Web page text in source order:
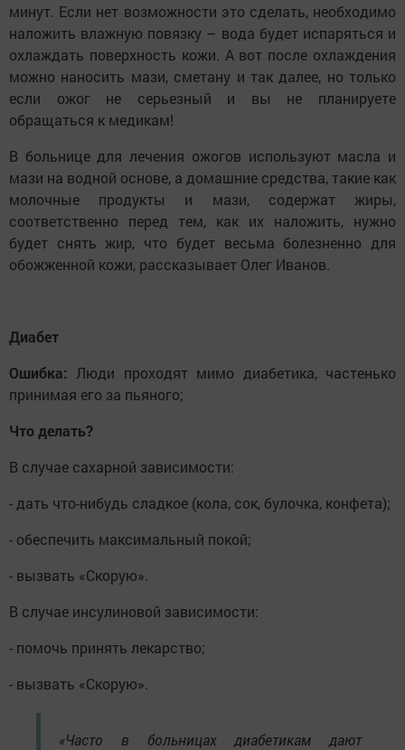
минут. Если нет возможности это сделать, необходимо
наложить влажную повязку – вода будет испаряться и
охлаждать поверхность кожи. А вот после охлаждения
можно наносить мази, сметану и так далее, но только
если ожог не серьезный и вы не планируете
обращаться к медикам!
В больнице для лечения ожогов используют масла и
мази на водной основе, а домашние средства, такие как
молочные продукты и мази, содержат жиры,
соответственно перед тем, как их наложить, нужно
будет снять жир, что будет весьма болезненно для
обожженной кожи, рассказывает Олег Иванов.
Диабет
Ошибка: Люди проходят мимо диабетика, частенько
принимая его за пьяного;
Что делать?
В случае сахарной зависимости:
- дать что-нибудь сладкое (кола, сок, булочка, конфета);
- обеспечить максимальный покой;
- вызвать «Скорую».
В случае инсулиновой зависимости:
- помочь принять лекарство;
- вызвать «Скорую».
«Часто в больницах диабетикам дают